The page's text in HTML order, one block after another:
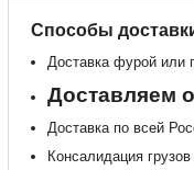
Способы
Доставка фурой или
Доставляем
Доставка по всей
Консалидация грузов